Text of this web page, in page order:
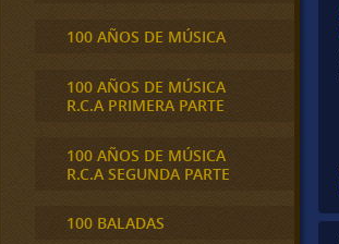
100 AÑOS DE MÚSICA
100 AÑOS DE MÚSICA
R.C.A PRIMERA PARTE
100 AÑOS DE MÚSICA
R.C.A SEGUNDA PARTE
100 BALADAS